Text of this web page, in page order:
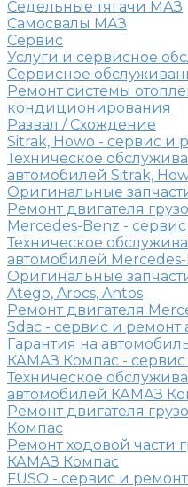
Седельные тягачи МАЗ
Самосвалы МАЗ
Сервис
Услуги и сервисное
Сервисное
Ремонт системы
кондиционирования
Развал / Схождение
Sitrak, Howo - сервис и
Техническое
автомобилей Sitrak,
Оригинальные
Ремонт двигателя
Mercedes-Benz -
Техническое
автомобилей
Оригинальные
Atego, Arocs, Antos
Ремонт двигателя
Sdac - сервис и ремонт
Гарантия на
КАМАЗ Компас -
Техническое
автомобилей КАМАЗ
Ремонт двигателя
Компас
Ремонт ходовой части
КАМАЗ Компас
FUSO - сервис и